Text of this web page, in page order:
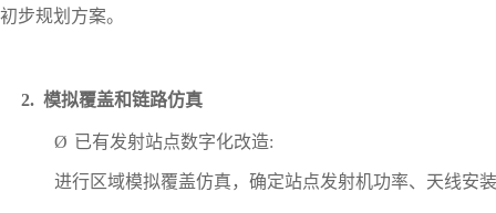
初步规划方案。
2. 模拟覆盖和链路仿真
Ø 已有发射站点数字化改造:
进行区域模拟覆盖仿真，确定站点发射机功率、天线安